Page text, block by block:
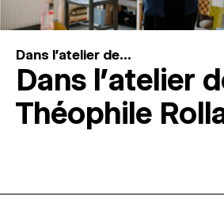
Dans l'atelier de...
Dans l’atelier
Théophile